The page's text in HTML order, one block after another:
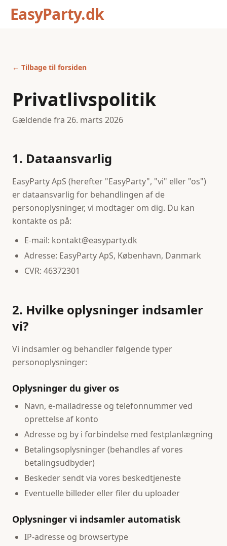
EasyParty.dk
← Tilbage til forsiden
Privatlivspolitik
Gældende fra 26. marts 2026
1. Dataansvarlig
EasyParty ApS (herefter "EasyParty", "vi" eller "os")
er dataansvarlig for behandlingen af de
personoplysninger, vi modtager om dig. Du kan
kontakte os på:
E-mail: kontakt@easyparty.dk
Adresse: EasyParty ApS, København, Danmark
CVR: 46372301
2. Hvilke oplysninger indsamler
vi?
Vi indsamler og behandler følgende typer
personoplysninger:
Oplysninger du giver os
Navn, e-mailadresse og telefonnummer ved
oprettelse af konto
Adresse og by i forbindelse med festplanlægning
Betalingsoplysninger (behandles af vores
betalingsudbyder)
Beskeder sendt via vores beskedtjeneste
Eventuelle billeder eller filer du uploader
Oplysninger vi indsamler automatisk
IP-adresse og browsertype